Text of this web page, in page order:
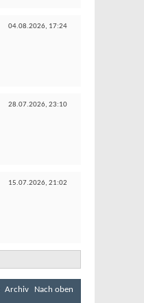
04.08.2026, 17:24
28.07.2026, 23:10
15.07.2026, 21:02
Archiv Nach oben